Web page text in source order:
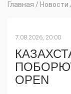
Главная / Новости
7.08.2026, 20:00
OPEN